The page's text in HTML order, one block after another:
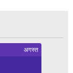
अगस्त